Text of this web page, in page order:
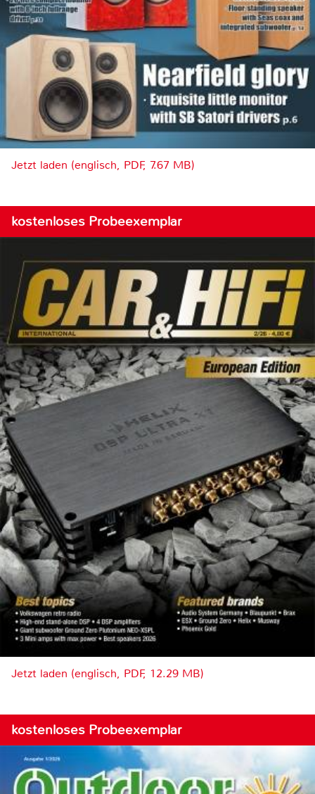
Jetzt laden (englisch, PDF, 7.67 MB)
kostenloses Probeexemplar
Jetzt laden (englisch, PDF, 12.29 MB)
kostenloses Probeexemplar